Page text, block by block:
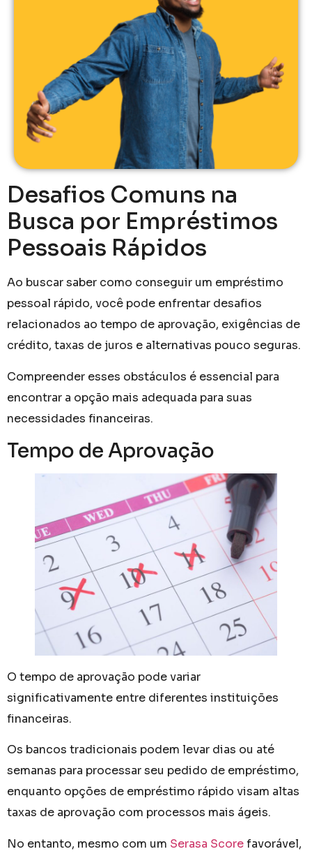
Desafios Comuns na
Busca por Empréstimos
Pessoais Rápidos
Ao buscar saber como conseguir um empréstimo
pessoal rápido, você pode enfrentar desafios
relacionados ao tempo de aprovação, exigências de
crédito, taxas de juros e alternativas pouco seguras.
Compreender esses obstáculos é essencial para
encontrar a opção mais adequada para suas
necessidades financeiras.
Tempo de Aprovação
O tempo de aprovação pode variar
significativamente entre diferentes instituições
financeiras.
Os bancos tradicionais podem levar dias ou até
semanas para processar seu pedido de empréstimo,
enquanto opções de empréstimo rápido visam altas
taxas de aprovação com processos mais ágeis.
No entanto, mesmo com um Serasa Scorefavorável,